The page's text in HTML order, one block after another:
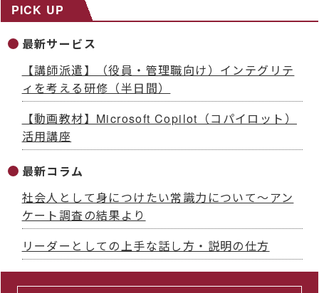
PICK UP
最新サービス
【講師派遣】（役員・管理職向け）インテグリテ
ィを考える研修（半日間）
【動画教材】Microsoft Copilot（コパイロット）
活用講座
最新コラム
社会人として身につけたい常識力について～アン
ケート調査の結果より
リーダーとしての上手な話し方・説明の仕方